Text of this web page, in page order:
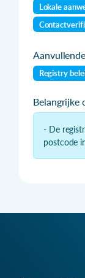
Lokale
Registry
Belangrijke
- De
postcode